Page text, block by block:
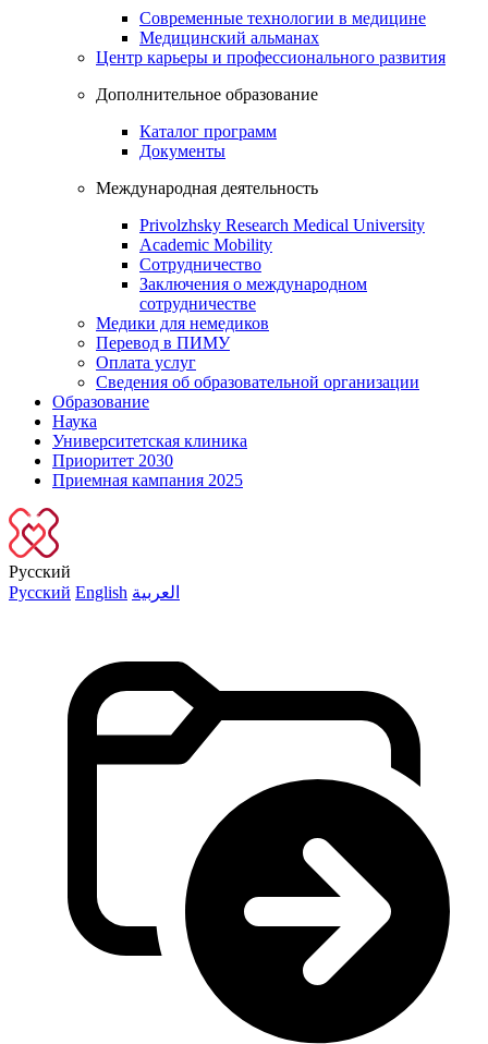
Современные технологии в медицине
Медицинский альманах
Центр карьеры и профессионального развития
Дополнительное образование
Каталог программ
Документы
Международная деятельность
Privolzhsky Research Medical University
Academic Mobility
Сотрудничество
Заключения о международном
сотрудничестве
Медики для немедиков
Перевод в ПИМУ
Оплата услуг
Сведения об образовательной организации
Образование
Наука
Университетская клиника
Приоритет 2030
Приемная кампания 2025
Русский
Русский English العربية